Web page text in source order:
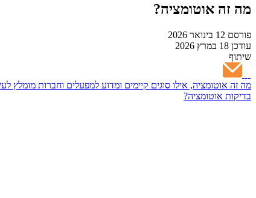
מה זה אוטומציה?
פורסם
עודכן
שיתוף
מה זה אוטומציה, אילו סוגים קיימים ומדוע למפעלים וחברות
בדיקות אוטומציה?